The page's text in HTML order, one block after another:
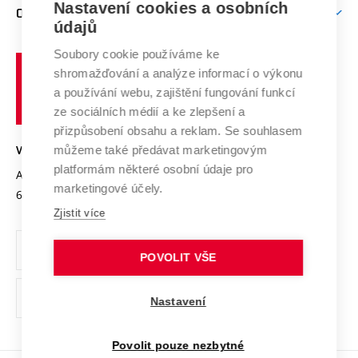
E-přihláška
Doktorské studium
Podpora podnikání
Mezinárodní vědecká rada
Systém zajišťování kvality výzkumu
Výzkumné infrastruktury
Transfer znalostí
Open Science
Projekty
Projekty ze strukturálních fondů
Specifický výzkum
Zahraniční spolupráce
Spolupráce se školami
Služby univerzity
Mezinárodní dohody
Univerzitní sítě
O UNIVERZITĚ
Profil univerzity
Udržitelná univerzita
Podnikavá univerzita / ContriBUTe
Bezpečná univerzita
Vyznamenání
Organizační struktura
Ochrana osobních údajů
odkaz)
učení
technické
VYSOKÉ UČENÍ TECHNICKÉ V BRNĚ
Antonínská 548/1
602 00 Brno
www.vut.cz
vut@vutbr.cz
Nastavení cookies a osobních
údajů
Soubory cookie používáme ke
shromažďování a analýze informací o výkonu
a používání webu, zajištění fungování funkcí
ze sociálních médií a ke zlepšení a
přizpůsobení obsahu a reklam. Se souhlasem
můžeme také předávat marketingovým
platformám některé osobní údaje pro
marketingové účely.
Zjistit více
POVOLIT VŠE
Nastavení
Povolit pouze nezbytné